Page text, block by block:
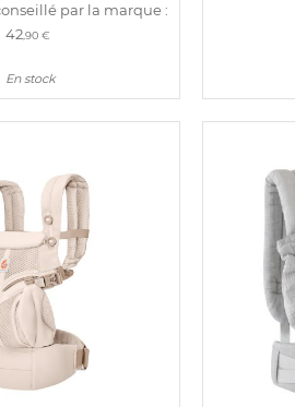
par la marque :
42,90 €
En stock